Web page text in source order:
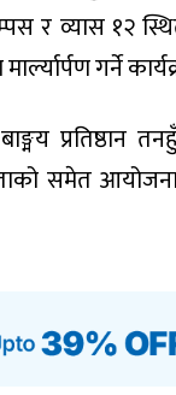
र व्यास १२
गर्ने
प्रतिष्ठान
समेत